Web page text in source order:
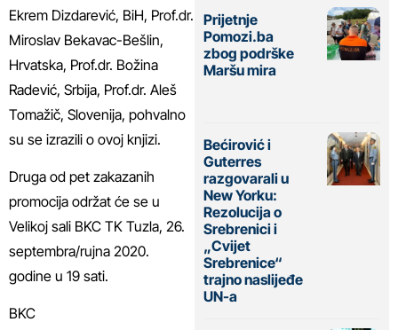
Ekrem Dizdarević, BiH, Prof.dr.
Miroslav Bekavac-Bešlin,
Hrvatska, Prof.dr. Božina
Radević, Srbija, Prof.dr. Aleš
Tomažič, Slovenija, pohvalno
su se izrazili o ovoj knjizi.
Druga od pet zakazanih
promocija održat će se u
Velikoj sali BKC TK Tuzla, 26.
septembra/rujna 2020.
godine u 19 sati.
BKC
Prijetnje
Pomozi.ba
zbog podrške
Maršu mira
Bećirović i
Guterres
razgovarali u
New Yorku:
Rezolucija o
Srebrenici i
„Cvijet
Srebrenice“
trajno naslijeđe
UN-a